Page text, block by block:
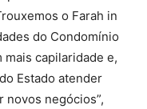
o Farah in
do Condomínio
capilaridade e,
Estado atender
novos negócios”,